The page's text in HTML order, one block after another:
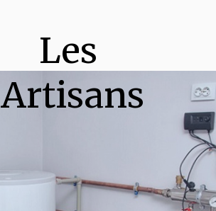
Les
Artisans